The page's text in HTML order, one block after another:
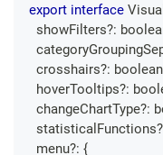
export interface
  showFilters
?:
  crosshairs
?: boolean
  hoverTooltips
?:
  changeChartType
?:
  statisticalFunctions
?
  menu
?: {